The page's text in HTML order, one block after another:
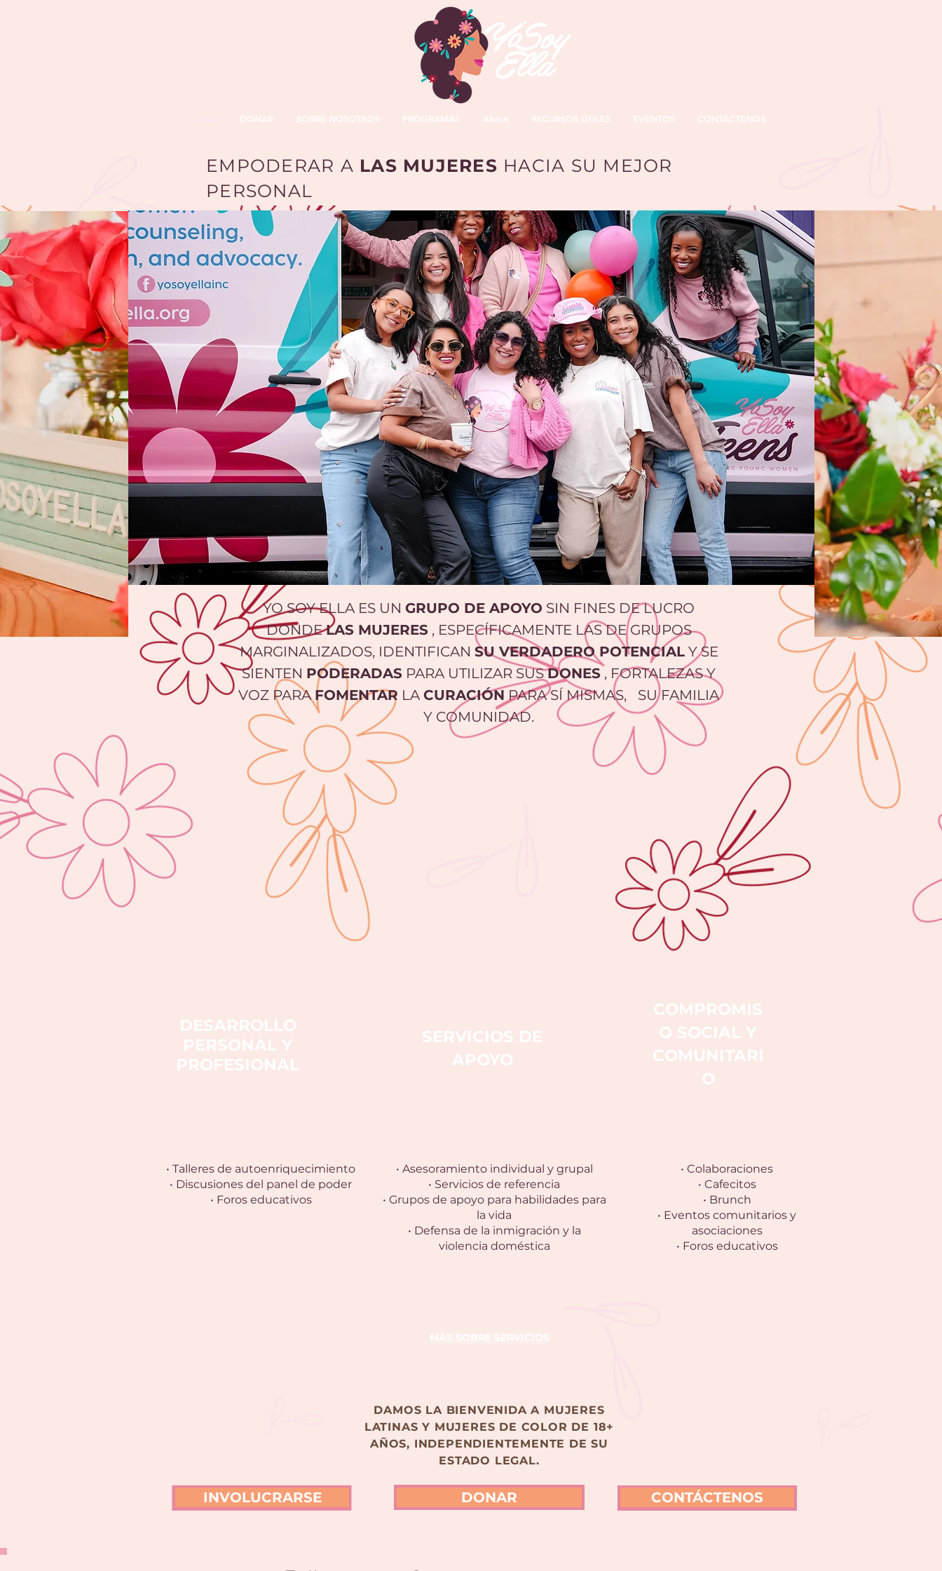
DONAR SOBRE NOSOTROS PROGRAMAS About RECURSOS ÚTILES EVENTOS CONTÁCTENOS
EMPODERAR A LAS MUJERES HACIA SU MEJOR
PERSONAL
YO SOY ELLA ES UN GRUPO DE APOYO SIN FINES DE LUCRO
DONDELAS MUJERES, ESPECÍFICAMENTE LAS DE GRUPOS
MARGINALIZADOS, IDENTIFICAN SU VERDADERO POTENCIALY SE
SIENTEN PODERADAS PARA UTILIZAR SUSDONES , FORTALEZAS Y
VOZ PARAFOMENTAR LA CURACIÓN PARA SÍ MISMAS,
SU FAMILIA
Y COMUNIDAD.
DESARROLLO
PERSONAL Y
PROFESIONAL
• Talleres de autoenriquecimiento
• Discusiones del panel de poder
• Foros educativos
INVOLUCRARSE
SERVICIOS DE
APOYO
COMPROMIS
O SOCIAL Y
COMUNITARI
O
• Asesoramiento individual y grupal
• Servicios de referencia
• Grupos de apoyo para habilidades para
la vida
• Defensa de la inmigración y la
violencia doméstica
• Colaboraciones
• Cafecitos
• Brunch
• Eventos comunitarios y
asociaciones
• Foros educativos
DAMOS LA BIENVENIDA A MUJERES
LATINAS Y MUJERES DE COLOR DE 18+
AÑOS, INDEPENDIENTEMENTE DE SU
ESTADO LEGAL.
DONAR CONTÁCTENOS